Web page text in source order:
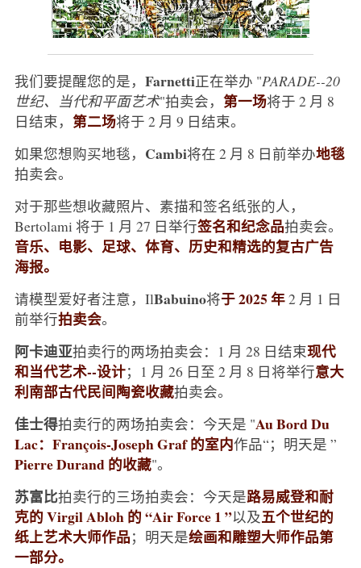
我们要提醒您的是， Farnetti正在举办 "PARADE--20
世纪、当代和平面艺术"拍卖会， 第一场将于 2 月 8
日结束， 第二场将于 2 月 9 日结束。
如果您想购买地毯， Cambi将在 2 月 8 日前举办地毯
拍卖会。
对于那些想收藏照片、素描和签名纸张的人，
Bertolami 将于 1 月 27 日举行签名和纪念品拍卖会。
音乐、电影、足球、体育、历史和精选的复古广告
海报。
请模型爱好者注意，IlBabuino将于 2025 年2 月 1 日
前举行拍卖会。
阿卡迪亚拍卖行的两场拍卖会：1 月 28 日结束现代
和当代艺术--设计；1 月 26 日至 2 月 8 日将举行意大
利南部古代民间陶瓷收藏拍卖会。
佳士得拍卖行的两场拍卖会：今天是 "Au Bord Du
Lac：François-Joseph Graf 的室内作品“；明天是 ”
Pierre Durand 的收藏"。
苏富比拍卖行的三场拍卖会：今天是路易威登和耐
克的 Virgil Abloh 的 “Air Force 1 ”以及五个世纪的
纸上艺术大师作品；明天是绘画和雕塑大师作品第
一部分。